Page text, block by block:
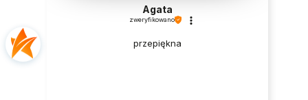
Agata
zweryfikowano
przepiękna